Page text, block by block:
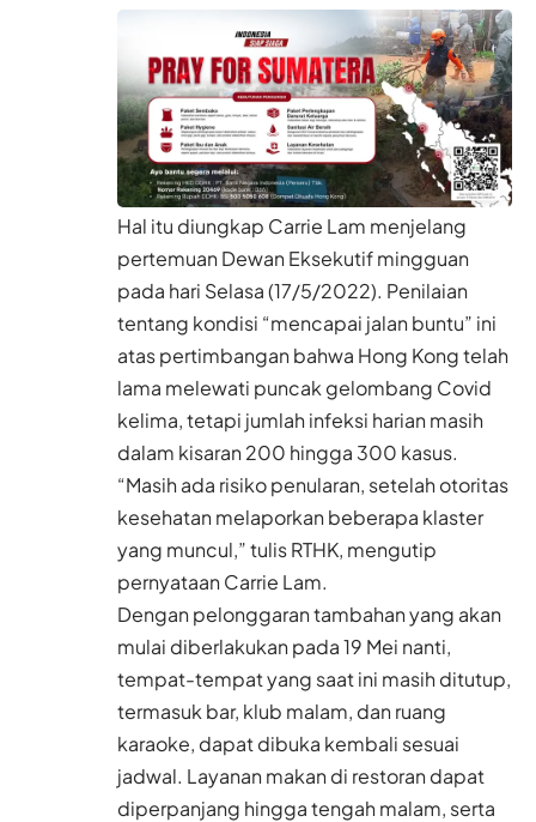
Hal itu diungkap Carrie Lam menjelang
pertemuan Dewan Eksekutif mingguan
pada hari Selasa (17/5/2022). Penilaian
tentang kondisi “mencapai jalan buntu” ini
atas pertimbangan bahwa Hong Kong telah
lama melewati puncak gelombang Covid
kelima, tetapi jumlah infeksi harian masih
dalam kisaran 200 hingga 300 kasus.
“Masih ada risiko penularan, setelah otoritas
kesehatan melaporkan beberapa klaster
yang muncul,” tulis RTHK, mengutip
pernyataan Carrie Lam.
Dengan pelonggaran tambahan yang akan
mulai diberlakukan pada 19 Mei nanti,
tempat-tempat yang saat ini masih ditutup,
termasuk bar, klub malam, dan ruang
karaoke, dapat dibuka kembali sesuai
jadwal. Layanan makan di restoran dapat
diperpanjang hingga tengah malam, serta